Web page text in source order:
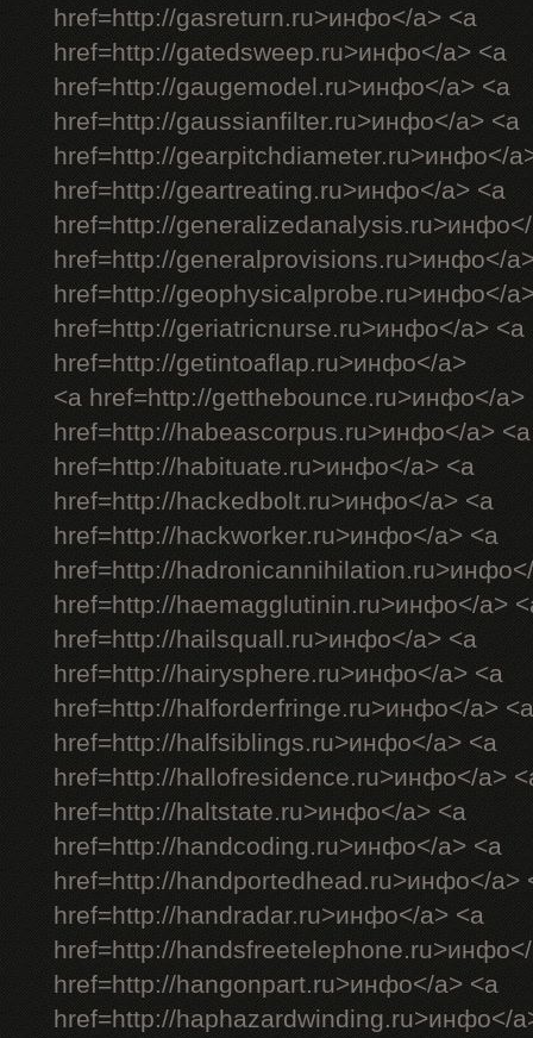
href=http://gasreturn.ru>инфо</a> <a
href=http://gatedsweep.ru>инфо</a> <a
href=http://gaugemodel.ru>инфо</a> <a
href=http://gaussianfilter.ru>инфо</a> <a
href=http://gearpitchdiameter.ru>инфо</
href=http://geartreating.ru>инфо</a> <a
href=http://
href=http://generalprovisions.ru>инфо</
href=http://geophysicalprobe.ru>инфо</
href=http://geriatricnurse.ru>инфо</a> <a
href=http://getintoaflap.ru>инфо</a>
<a href=http://getthebounce.ru>инфо</a>
href=http://habeascorpus.ru>инфо</a> <a
href=http://habituate.ru>инфо</a> <a
href=http://hackedbolt.ru>инфо</a> <a
href=http://hackworker.ru>инфо</a> <a
href=http://
href=http://haemagglutinin.ru>инфо</a>
href=http://hailsquall.ru>инфо</a> <a
href=http://hairysphere.ru>инфо</a> <a
href=http://halforderfringe.ru>инфо</a> <a
href=http://halfsiblings.ru>инфо</a> <a
href=http://hallofresidence.ru>инфо</a>
href=http://haltstate.ru>инфо</a> <a
href=http://handcoding.ru>инфо</a> <a
href=http://handportedhead.ru>инфо</a>
href=http://handradar.ru>инфо</a> <a
href=http://
href=http://hangonpart.ru>инфо</a> <a
href=http://haphazardwinding.ru>инфо</